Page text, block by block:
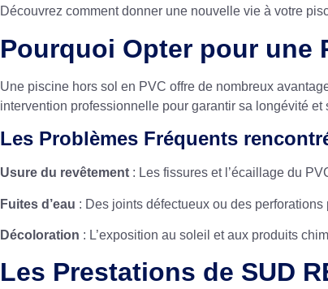
Découvrez comment donner une nouvelle vie à votre
Pourquoi Opter pour une
Une piscine hors sol en PVC offre de nombreux
intervention professionnelle pour garantir sa longévité et
Les Problèmes Fréquents
Usure du revêtement : Les fissures et l’écaillage du
Fuites d’eau : Des joints défectueux ou des
Décoloration : L’exposition au soleil et aux produits
Les Prestations de SUD